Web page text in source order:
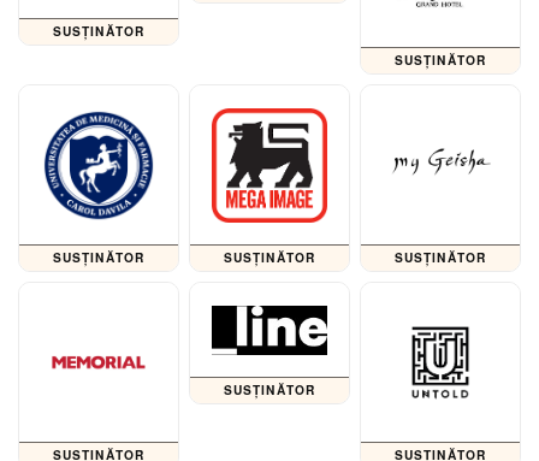
SUSȚINĂTOR
SUSȚINĂTOR
SUSȚINĂTOR SUSȚINĂTOR SUSȚINĂTOR
SUSȚINĂTOR
SUSȚINĂTOR
SUSȚINĂTOR